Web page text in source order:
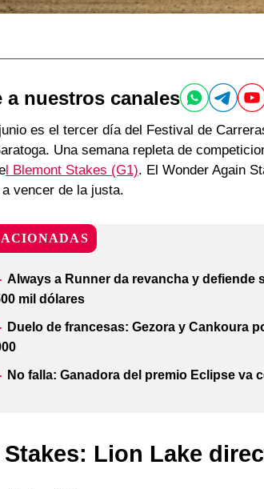
a nuestros canales
es el tercer día del Festival de
Una semana repleta de
l Blemont Stakes (G1). El Wonder Again
vencer de la justa.
Always a Runner da revancha y defiende
mil dólares
Duelo de francesas: Gezora y Cankoura
No falla: Ganadora del premio Eclipse va
Lion Lake